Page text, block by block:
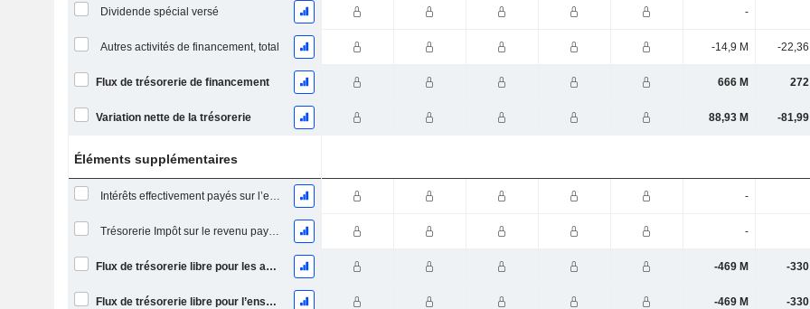
Dividende spécial versé -
Autres activités de financement, total -14,9 M -22,36
Flux de trésorerie de financement 666 M 272
Variation nette de la trésorerie 88,93 M -81,99
Éléments supplémentaires
Intérêts effectivement payés sur l’exercice -
Trésorerie Impôt sur le revenu payé (remboursement)Impôt effectivement payé (remboursé) sur l’exercice -
Flux de trésorerie libre pour les actionnaires FCFE -469 M -330
Flux de trésorerie libre pour l’ensemble des pourvoyeurs de fonds (créanciers et actionnaires) FCFF -469 M -330